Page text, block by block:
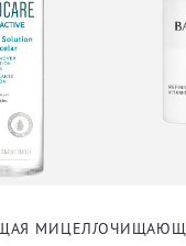
КОЖИ ЛИЦА
МИЦЕЛЛЯРНАЯ